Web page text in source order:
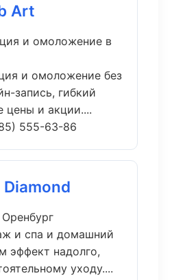
Art
и омоложение в
и омоложение без
запись, гибкий
цены и акции....
555-63-86
и спа и домашний
эффект надолго,
уходу....